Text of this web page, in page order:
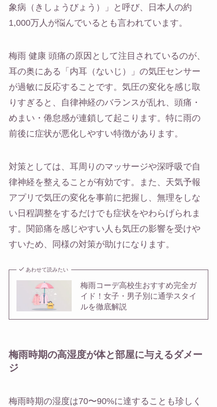
象病（きしょうびょう）」と呼び、日本人の約
1,000万人が悩んでいるとも言われています。
梅雨 健康 頭痛の原因として注目されているのが、
耳の奥にある「内耳（ないじ）」の気圧センサー
が過敏に反応することです。気圧の変化を感じ取
りすぎると、自律神経のバランスが乱れ、頭痛・
めまい・倦怠感が連鎖して起こります。特に雨の
前後に症状が悪化しやすい特徴があります。
対策としては、耳周りのマッサージや深呼吸で自
律神経を整えることが有効です。また、天気予報
アプリで気圧の変化を事前に把握し、無理をしな
い日程調整をするだけでも症状をやわらげられま
す。関節痛を感じやすい人も気圧の影響を受けや
すいため、同様の対策が助けになります。
あわせて読みたい
梅雨コーデ高校生おすすめ完全ガ
イド！女子・男子別に通学スタイ
ルを徹底解説
梅雨時期の高湿度が体と部屋に与えるダメー
ジ
梅雨時期の湿度は70〜90%に達することも珍しく